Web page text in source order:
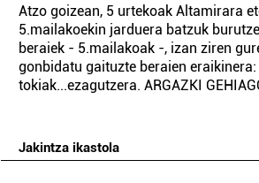
Atzo goizean, 5 urtekoak Altamirara
5.mailakoekin jarduera batzuk
beraiek - 5.mailakoak -, izan ziren
gonbidatu gaituzte beraien
tokiak...ezagutzera. ARGAZKI
Jakintza ikastola